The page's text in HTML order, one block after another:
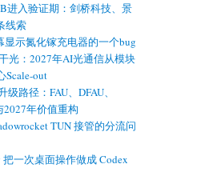
进入验证期：剑桥科技、景
线索
显示氮化镓充电器的一个bug
光：2027年AI光通信从模块
Scale-out
级路径：FAU、DFAU、
年价值重构
TUN 接管的分流问
把一次桌面操作做成 Codex